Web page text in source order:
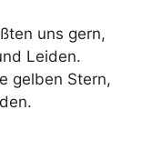
uns gern,
Leiden.
gelben Stern,